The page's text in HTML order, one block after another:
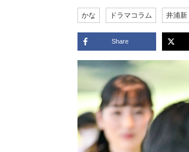
かな ドラマコラム 井浦新
Share